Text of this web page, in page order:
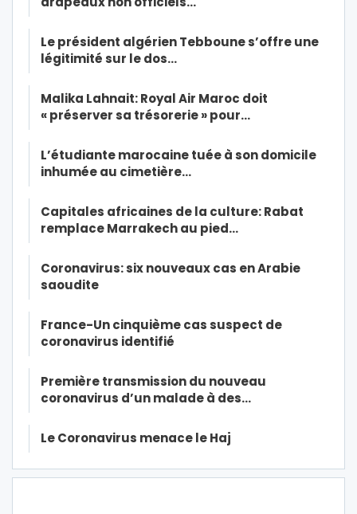
Le président algérien Tebboune s’offre une
légitimité sur le dos…
Malika Lahnait: Royal Air Maroc doit
« préserver sa trésorerie » pour…
L’étudiante marocaine tuée à son domicile
inhumée au cimetière…
Capitales africaines de la culture: Rabat
remplace Marrakech au pied…
Coronavirus: six nouveaux cas en Arabie
saoudite
France-Un cinquième cas suspect de
coronavirus identifié
Première transmission du nouveau
coronavirus d’un malade à des…
Le Coronavirus menace le Haj